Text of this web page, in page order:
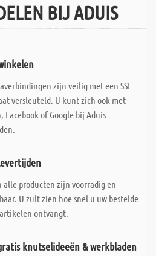
BIJ ADUIS
zijn veilig met een SSL
versleuteld. U kunt zich ook met
Facebook of Google bij Aduis
alle producten zijn voorradig en
U zult zien hoe snel u uw bestelde
ontvangt.
knutselideeën & werkbladen